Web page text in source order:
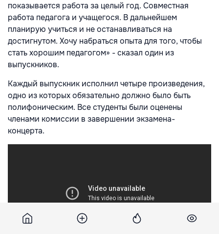
показывается работа за целый год. Совместная
работа педагога и учащегося. В дальнейшем
планирую учиться и не останавливаться на
достигнутом. Хочу набраться опыта для того, чтобы
стать хорошим педагогом» - сказал один из
выпускников.
Каждый выпускник исполнил четыре произведения,
одно из которых обязательно должно было быть
полифоническим. Все студенты были оценены
членами комиссии в завершении экзамена-
концерта.